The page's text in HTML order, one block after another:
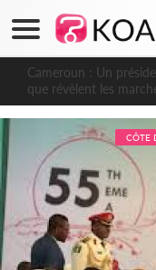
Cameroun : Un
que révèlent les
CÔTE